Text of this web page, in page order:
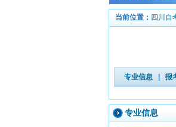
当前位置： 四川自
专业信息 报
专业信息